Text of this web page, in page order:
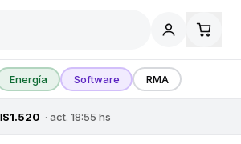
Energía Software RMA
$1.520 · act. 18:55 hs